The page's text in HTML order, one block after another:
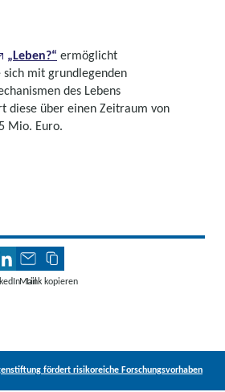
„Leben?“ ermöglicht
sich mit grundlegenden
des Lebens
diese über einen Zeitraum von
Mio. Euro.
MailLink kopieren
fördert risikoreiche Forschungsvorhaben